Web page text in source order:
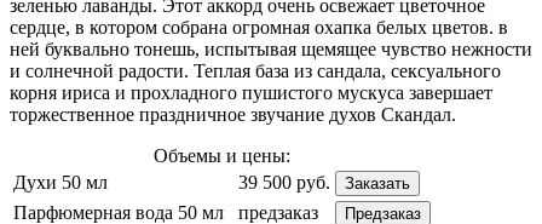
зеленью лаванды. Этот аккорд очень освежает цветочное
сердце, в котором собрана огромная охапка белых цветов. в
ней буквально тонешь, испытывая щемящее чувство нежности
и солнечной радости. Теплая база из сандала, сексуального
корня ириса и прохладного пушистого мускуса завершает
торжественное праздничное звучание духов Скандал.
Объемы и цены:
Духи 50 мл
39 500 руб. Заказать
Парфюмерная вода 50 мл предзаказ Предзаказ